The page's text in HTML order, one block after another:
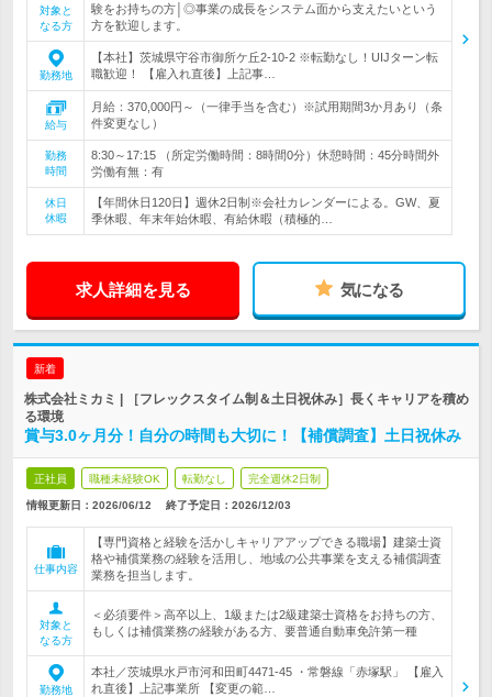
対象と
なる方
験をお持ちの方│◎事業の成長をシステム面から支えたいという
方を歓迎します。
勤務地
【本社】茨城県守谷市御所ケ丘2-10-2 ※転勤なし！UIJターン転
職歓迎！ 【雇入れ直後】上記事…
給与
月給：370,000円～（一律手当を含む）※試用期間3か月あり（条
件変更なし）
勤務
時間
8:30～17:15 （所定労働時間：8時間0分）休憩時間：45分時間外
労働有無：有
休日
休暇
【年間休日120日】週休2日制※会社カレンダーによる。GW、夏
季休暇、年末年始休暇、有給休暇（積極的…
求人詳細を見る 気になる
新着
株式会社ミカミ | ［フレックスタイム制＆土日祝休み］長くキャリアを積め
る環境
賞与3.0ヶ月分！自分の時間も大切に！【補償調査】土日祝休み
正社員 職種未経験OK 転勤なし 完全週休2日制
情報更新日：2026/06/12 終了予定日： 2026/12/03
仕事内容
【専門資格と経験を活かしキャリアアップできる職場】建築士資
格や補償業務の経験を活用し、地域の公共事業を支える補償調査
業務を担当します。
対象と
なる方
＜必須要件＞高卒以上、1級または2級建築士資格をお持ちの方、
もしくは補償業務の経験がある方、要普通自動車免許第一種
勤務地
本社／茨城県水戸市河和田町4471-45 ・常磐線「赤塚駅」 【雇入
れ直後】上記事業所 【変更の範…